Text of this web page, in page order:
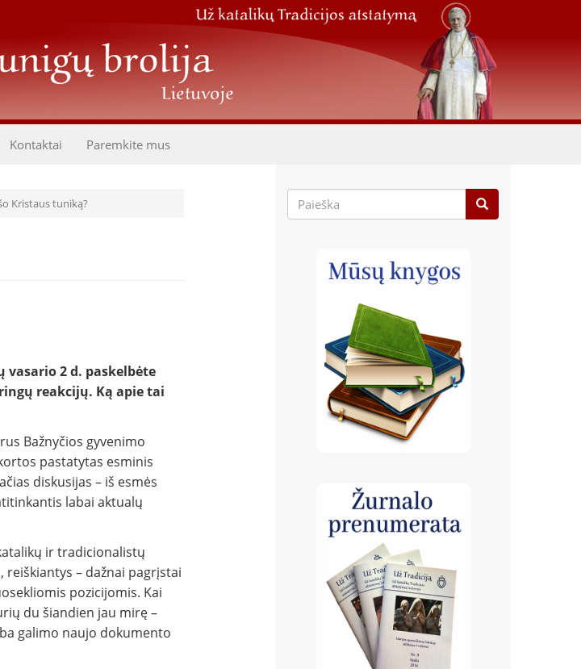
Kontaktai Paremkite mus
Kristaus tuniką?
vasario 2 d. paskelbėte
reakcijų. Ką apie tai
Bažnyčios gyvenimo
pastatytas esminis
diskusijas – iš esmės
labai aktualų
ir tradicionalistų
– dažnai pagrįstai
pozicijomis. Kai
du šiandien jau mirę –
galimo naujo dokumento
Paieškos